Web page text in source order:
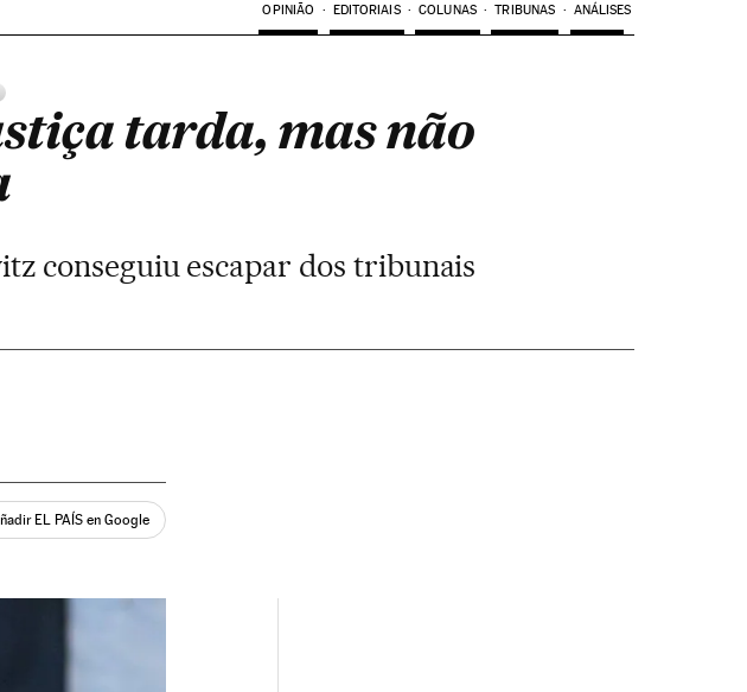
OPINIÃO EDITORIAIS COLUNAS TRIBUNAS ANÁLISES
tarda, mas não
conseguiu escapar dos tribunais
EL PAÍS en Google